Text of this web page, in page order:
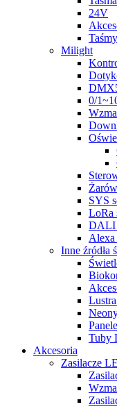
24V
Milight
0/
SYS
LoRa
DALI
Inne źródła
Tuby
Akcesoria
Zasilacze